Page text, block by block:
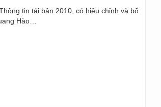
tin tái bản 2010, có hiệu chỉnh và bổ
Hào…